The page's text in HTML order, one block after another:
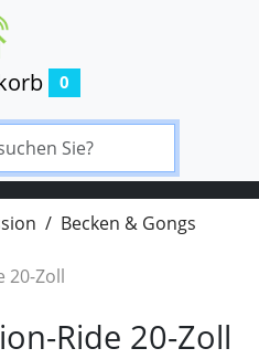
0
Becken & Gongs
20-Zoll
Ride 20-Zoll